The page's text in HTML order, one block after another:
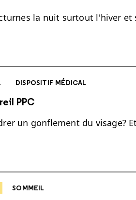
la nuit surtout l'hiver
DISPOSITIF MÉDICAL
PPC
un gonflement du visage?
SOMMEIL